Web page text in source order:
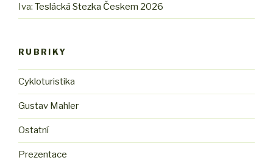
Iva: Teslácká Stezka Českem 2026
RUBRIKY
Cykloturistika
Gustav Mahler
Ostatní
Prezentace